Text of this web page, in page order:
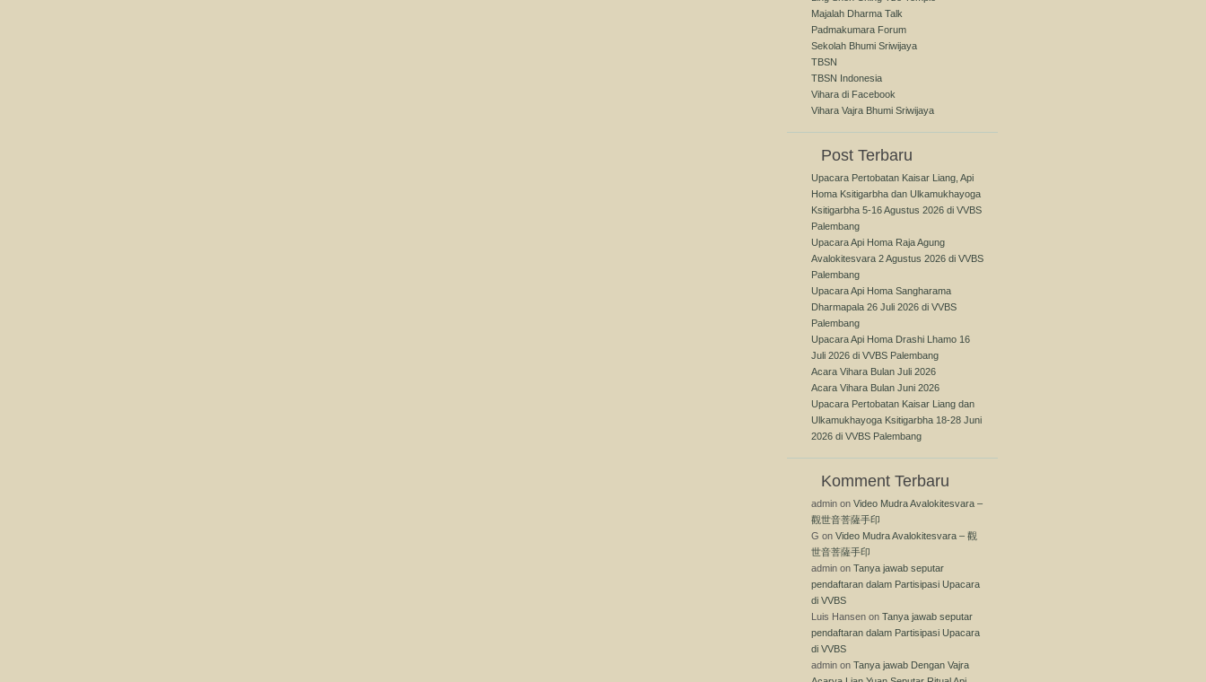
Majalah Dharma Talk
Padmakumara Forum
Sekolah Bhumi Sriwijaya
TBSN
TBSN Indonesia
Vihara di Facebook
Vihara Vajra Bhumi Sriwijaya
Post Terbaru
Upacara Pertobatan Kaisar Liang, Api
Homa Ksitigarbha dan Ulkamukhayoga
Ksitigarbha 5-16 Agustus 2026 di VVBS
Palembang
Upacara Api Homa Raja Agung
Avalokitesvara 2 Agustus 2026 di VVBS
Palembang
Upacara Api Homa Sangharama
Dharmapala 26 Juli 2026 di VVBS
Palembang
Upacara Api Homa Drashi Lhamo 16
Juli 2026 di VVBS Palembang
Acara Vihara Bulan Juli 2026
Acara Vihara Bulan Juni 2026
Upacara Pertobatan Kaisar Liang dan
Ulkamukhayoga Ksitigarbha 18-28 Juni
2026 di VVBS Palembang
Komment Terbaru
admin on Video Mudra Avalokitesvara –
觀世音菩薩手印
G on Video Mudra Avalokitesvara – 觀
世音菩薩手印
admin on Tanya jawab seputar
pendaftaran dalam Partisipasi Upacara
di VVBS
Luis Hansen on Tanya jawab seputar
pendaftaran dalam Partisipasi Upacara
di VVBS
admin on Tanya jawab Dengan Vajra